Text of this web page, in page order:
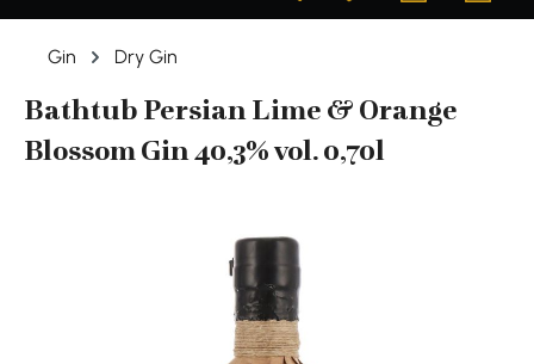
Gin Dry Gin
Bathtub Persian Lime & Orange
Blossom Gin 40,3% vol. 0,70l